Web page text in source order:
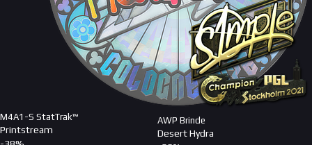
M4A1-S StatTrak™
Printstream
AWP Brinde
Desert Hydra